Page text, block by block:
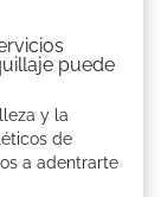
puede
y la
de
a adentrarte